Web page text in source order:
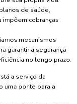
de saúde,
cobranças
mecanismos
garantir a segurança
no longo prazo.
a serviço da
uma ponte para a